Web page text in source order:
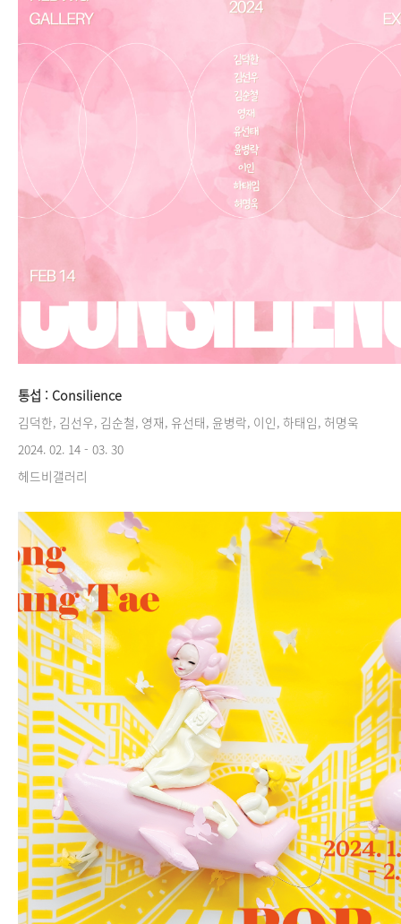
통섭 : Consilience
김덕한, 김선우, 김순철, 영재, 유선태, 윤병락, 이인, 하태임, 허명욱
2024. 02. 14 - 03. 30
헤드비갤러리